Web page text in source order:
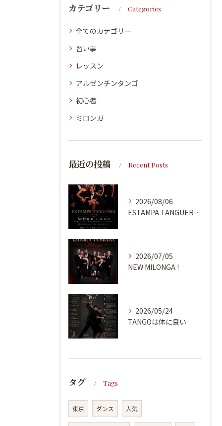
カテゴリー Categories
全てのカテゴリー
習い事
レッスン
アルゼンチンタンゴ
初心者
ミロンガ
最近の投稿 Recent Posts
2026/08/06
ESTAMPA TANGUERA MILONGA
2026/07/05
NEW MILONGA !
2026/05/24
TANGOは体に良い
タグ Tags
東京 ダンス 人気